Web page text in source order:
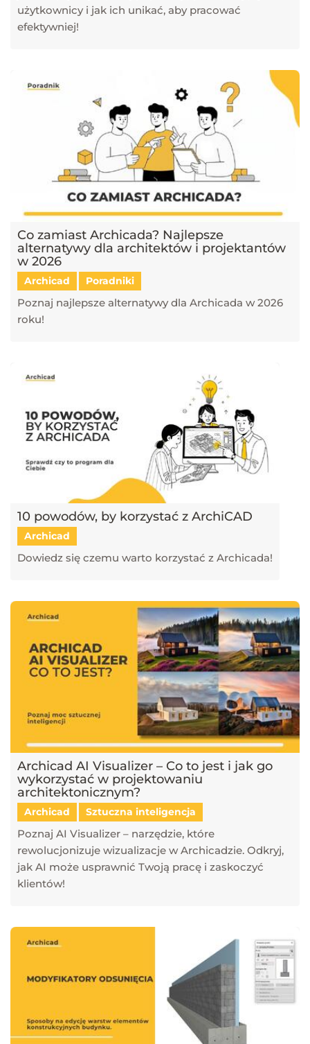
użytkownicy i jak ich unikać, aby pracować
efektywniej!
Co zamiast Archicada? Najlepsze
alternatywy dla architektów i projektantów
w 2026
Archicad Poradniki
Poznaj najlepsze alternatywy dla Archicada w 2026
roku!
10 powodów, by korzystać z ArchiCAD
Archicad
Dowiedz się czemu warto korzystać z Archicada!
Archicad AI Visualizer – Co to jest i jak go
wykorzystać w projektowaniu
architektonicznym?
Archicad Sztuczna inteligencja
Poznaj AI Visualizer – narzędzie, które
rewolucjonizuje wizualizacje w Archicadzie. Odkryj,
jak AI może usprawnić Twoją pracę i zaskoczyć
klientów!